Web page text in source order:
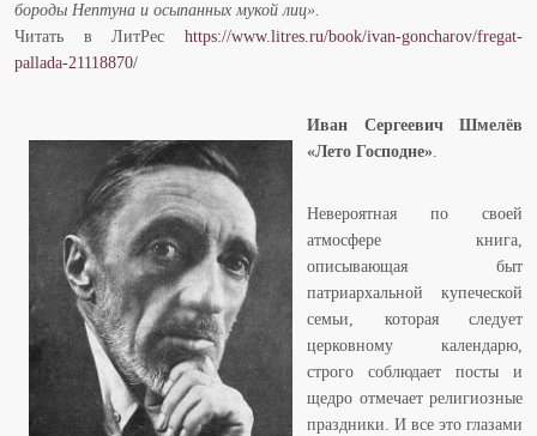
бороды Нептуна и осыпанных мукой лиц».
Читать в ЛитРес https://www.litres.ru/book/ivan-goncharov/fregat-
pallada-21118870/
Иван Сергеевич Шмелёв
«Лето Господне».
Невероятная по своей
атмосфере книга,
описывающая быт
патриархальной купеческой
семьи, которая следует
церковному календарю,
строго соблюдает посты и
щедро отмечает религиозные
праздники. И все это глазами